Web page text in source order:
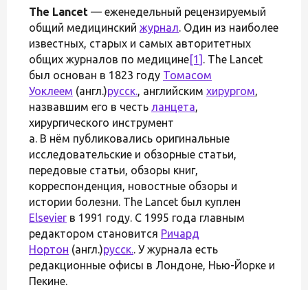
The Lancet — еженедельный рецензируемый
общий медицинский журнал. Один из наиболее
известных, старых и самых авторитетных
общих журналов по медицине[1] . The Lancet
был основан в 1823 году Томасом
Уоклеем (англ.)русск., английским хирургом,
назвавшим его в честь ланцета,
хирургического инструмент
а. В нём публиковались оригинальные
исследовательские и обзорные статьи,
передовые статьи, обзоры книг,
корреспонденция, новостные обзоры и
истории болезни. The Lancet был куплен
Elsevier в 1991 году. С 1995 года главным
редактором становится Ричард
Нортон (англ.)русск.. У журнала есть
редакционные офисы в Лондоне, Нью-Йорке и
Пекине.